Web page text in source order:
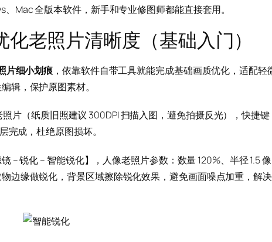
Mac 全版本软件，新手和专业修图师都能直接套用。
老照片清晰度（基础入门）
片细小划痕 ，依靠软件自带工具就能完成基础画质优化，适配轻
辑，保护原图素材。
片（纸质旧照建议 300DPI 扫描入图，避免拍摄反光），快捷键
完成，杜绝原图损坏。
– 锐化 – 智能锐化】，人像老照片参数：数量 120%、半径 1.5 像
边缘做锐化，背景区域擦除锐化效果，避免画面噪点加重，解决